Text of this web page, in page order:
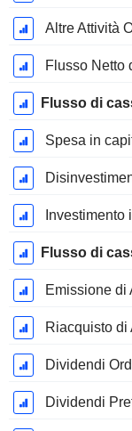
Altre Attività
Flusso Netto
Flusso di
Spesa in
Flusso di
Dividendi
Dividendi